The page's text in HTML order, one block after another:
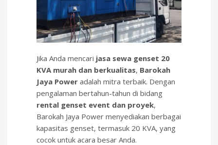
Jika Anda mencari jasa sewa genset 20
KVA murah dan berkualitas, Barokah
Jaya Power adalah mitra terbaik. Dengan
pengalaman bertahun-tahun di bidang
rental genset event dan proyek,
Barokah Jaya Power menyediakan berbagai
kapasitas genset, termasuk 20 KVA, yang
cocok untuk acara besar Anda.